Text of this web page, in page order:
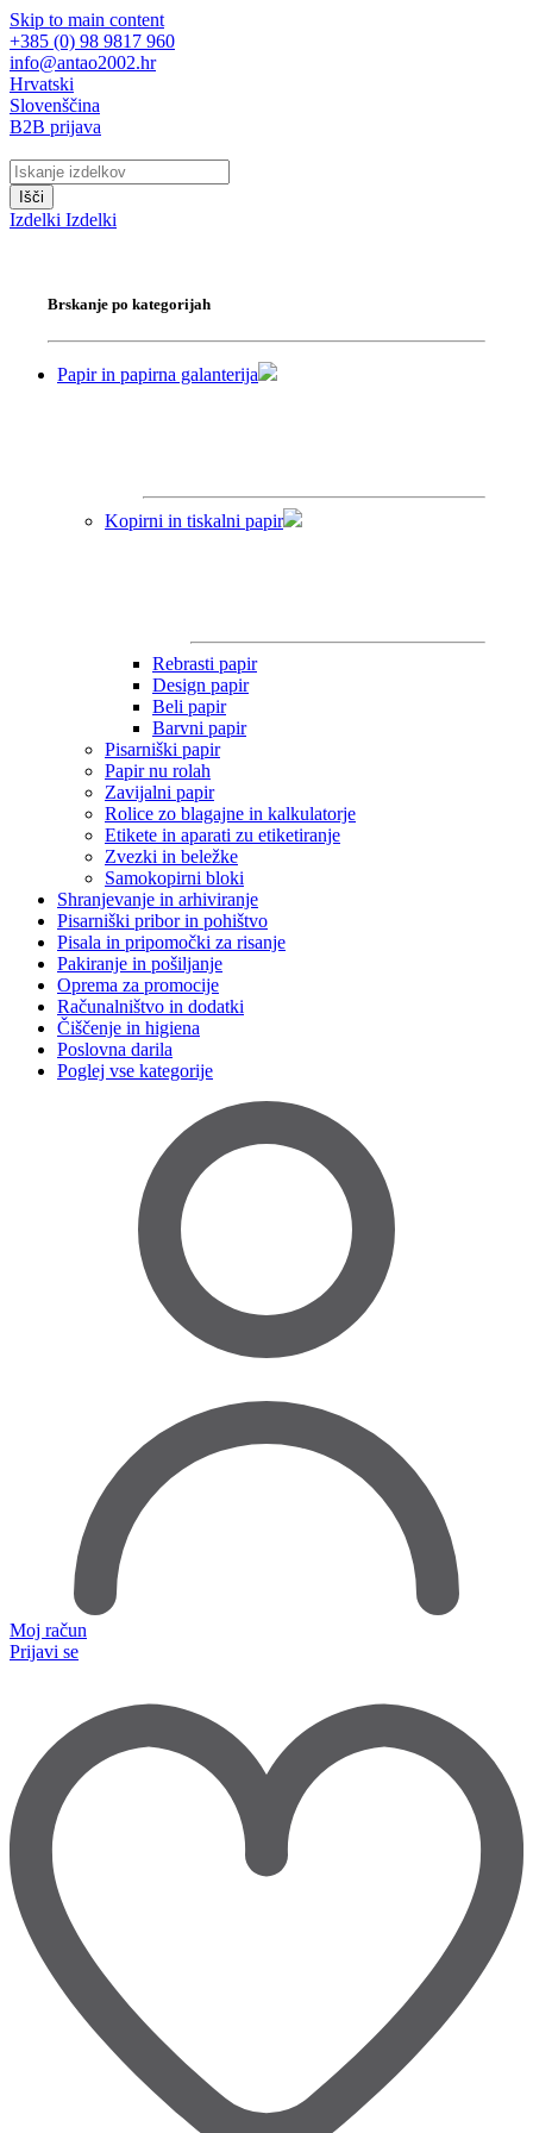
Skip to main content
+385 (0) 98 9817 960
info@antao2002.hr
Hrvatski
Slovenščina
B2B prijava
Išči
Izdelki Izdelki
Brskanje po kategorijah
Papir in papirna galanterija
Kopirni in tiskalni papir
Rebrasti papir
Design papir
Beli papir
Barvni papir
Pisarniški papir
Papir nu rolah
Zavijalni papir
Rolice zo blagajne in kalkulatorje
Etikete in aparati zu etiketiranje
Zvezki in beležke
Samokopirni bloki
Shranjevanje in arhiviranje
Pisarniški pribor in pohištvo
Pisala in pripomočki za risanje
Pakiranje in pošiljanje
Oprema za promocije
Računalništvo in dodatki
Čiščenje in higiena
Poslovna darila
Poglej vse kategorije
Moj račun
Prijavi se